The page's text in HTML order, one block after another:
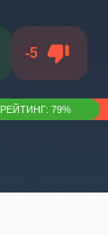
-5
РЕЙТИНГ: 79%